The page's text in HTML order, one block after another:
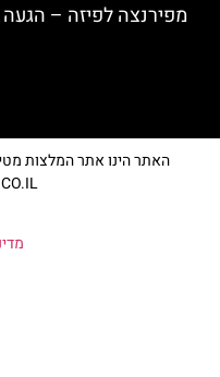
מפירנצה לפיזה – הגעה
האתר הינו אתר המלצות